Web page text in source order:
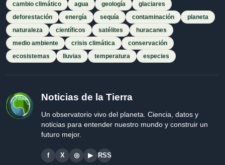
cambio climático
agua geología
glaciares
deforestación
energía sequía contaminación
planeta
naturaleza
científicos satélites
huracanes
medio ambiente
crisis climática
conservación
ecosistemas
lluvias temperatura especies
Noticias de la Tierra
Un observatorio vivo del planeta. Ciencia, datos y
noticias para entender nuestro mundo y construir un
futuro mejor.
f X ◎ ▶ RSS